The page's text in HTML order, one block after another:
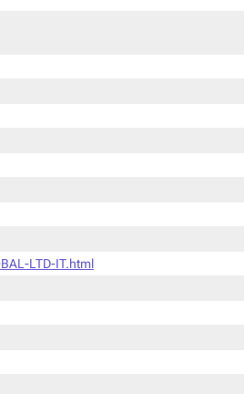
LTD-IT.html